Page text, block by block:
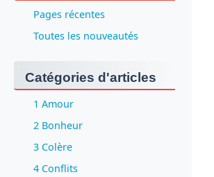
Pages récentes
Toutes les nouveautés
Catégories d'articles
1 Amour
2 Bonheur
3 Colère
4 Conflits